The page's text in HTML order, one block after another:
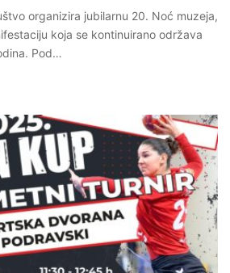
organizira jubilarnu 20. Noć muzeja,
koja se kontinuirano održava
Pod…